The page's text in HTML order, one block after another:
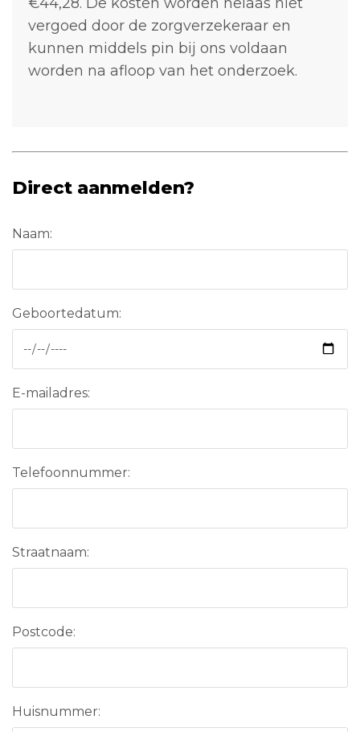
vergoed door de zorgverzekeraar en
kunnen middels pin bij ons voldaan
worden na afloop van het onderzoek.
Direct aanmelden?
Naam:
Geboortedatum:
E-mailadres:
Telefoonnummer:
Straatnaam:
Postcode:
Huisnummer: